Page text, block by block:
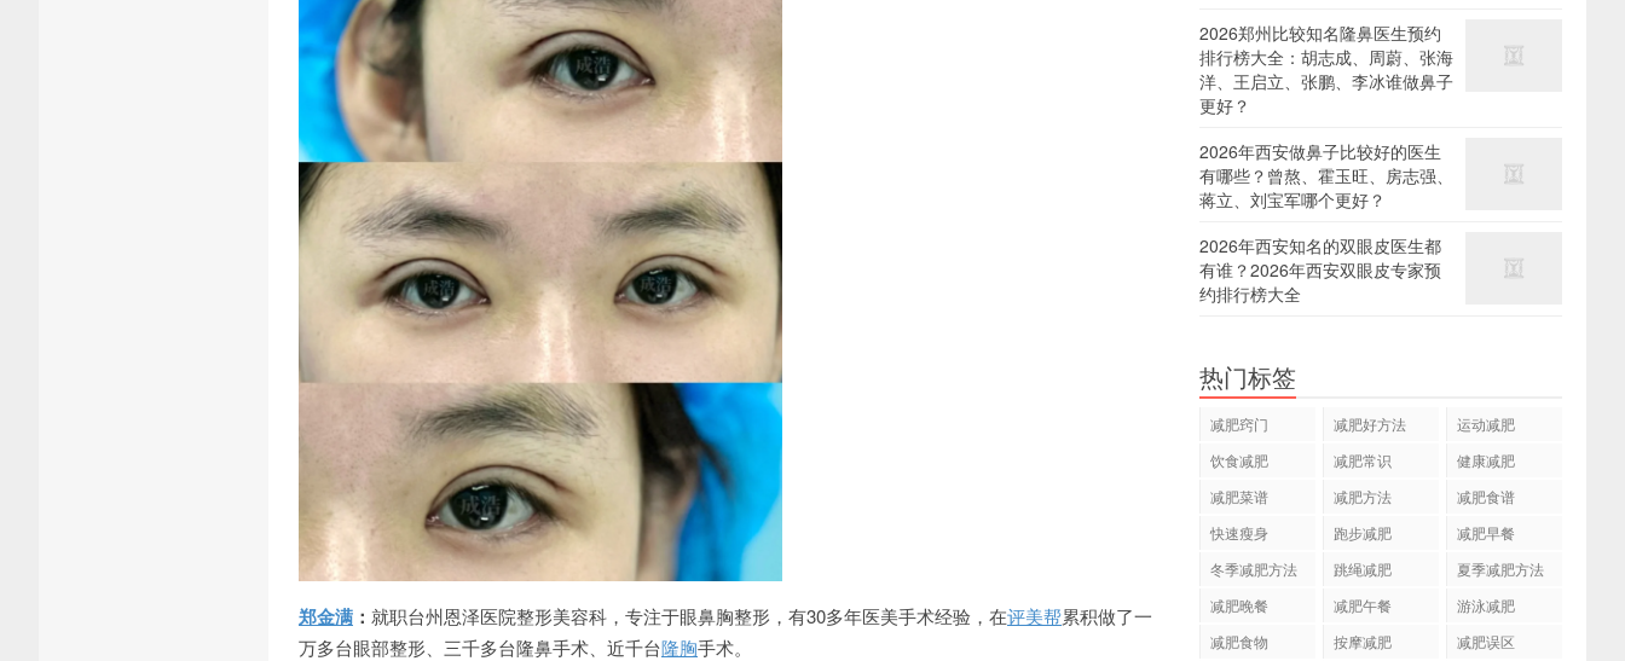
郑金满 ： 就职台州恩泽医院整形美容科，专注于眼鼻胸整形，有30多年医美手术经验，在评美帮累积做了一
万多台眼部整形、三千多台隆鼻手术、近千台隆胸手术。
2026郑州比较知名隆鼻医生预约
排行榜大全：胡志成、周蔚、张海
洋、王启立、张鹏、李冰谁做鼻子
更好？
2026年西安做鼻子比较好的医生
有哪些？曾熬、霍玉旺、房志强、
蒋立、刘宝军哪个更好？
2026年西安知名的双眼皮医生都
有谁？2026年西安双眼皮专家预
约排行榜大全
热门标签
减肥窍门 减肥好方法
运动减肥
饮食减肥
减肥常识
健康减肥
减肥菜谱
减肥方法
减肥食谱
快速瘦身
跑步减肥
减肥早餐
冬季减肥方法
跳绳减肥
夏季减肥方法
减肥晚餐
减肥午餐
游泳减肥
减肥食物
按摩减肥
减肥误区